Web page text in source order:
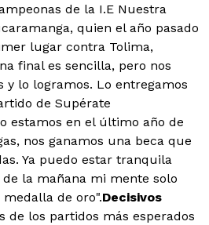
de la I.E Nuestra
quien el año pasado
lugar contra Tolima,
final es sencilla, pero nos
y lo logramos. Lo entregamos
de Supérate
estamos en el último año de
nos ganamos una beca que
Ya puedo estar tranquila
la mañana mi mente solo
de oro".Decisivos
de los partidos más esperados